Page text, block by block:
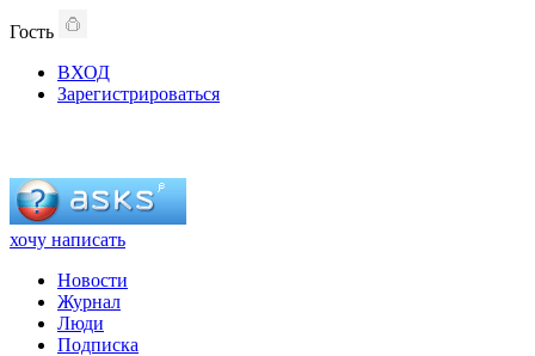
Гость
ВХОД
Зарегистрироваться
хочу написать
Новости
Журнал
Люди
Подписка